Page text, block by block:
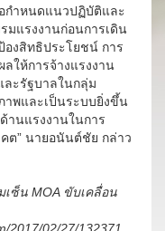
กำหนดแนวปฏิบัติและ
มแรงงานก่อนการเดิน
องสิทธิประโยชน์ การ
ให้การจ้างแรงงาน
ละรัฐบาลในกลุ่ม
าพและเป็นระบบยิ่งขึ้น
านแรงงานในการ
ต” นายอนันต์ชัย กล่าว
เซ็น MOA ขับเคลื่อน